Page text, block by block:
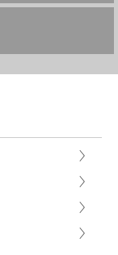
>
>
>
>